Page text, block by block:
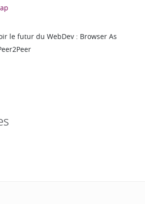
le futur du WebDev : Browser As